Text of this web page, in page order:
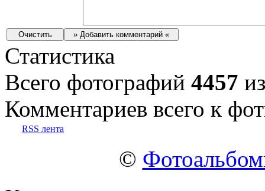
Статистика
Всего фотографий 4457
Комментариев всего к
RSS лента
©